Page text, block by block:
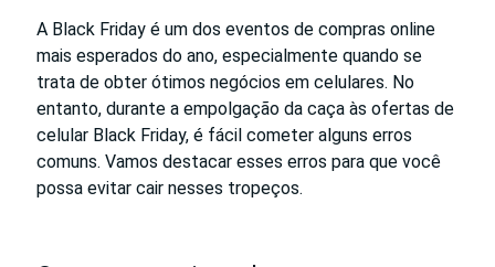
A Black Friday é um dos eventos de compras online
mais esperados do ano, especialmente quando se
trata de obter ótimos negócios em celulares. No
entanto, durante a empolgação da caça às ofertas de
celular Black Friday, é fácil cometer alguns erros
comuns. Vamos destacar esses erros para que você
possa evitar cair nesses tropeços.